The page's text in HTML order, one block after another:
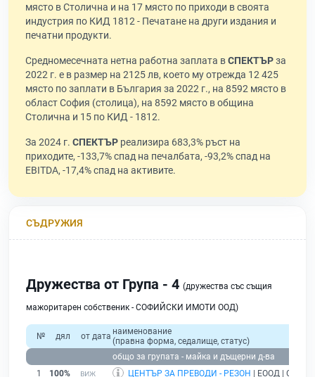
място в Столична и на 17 място по приходи в своята
индустрия по КИД 1812 - Печатане на други издания и
печатни продукти.
Средномесечната нетна работна заплата вСПЕКТЪРза
2022 г. е в размер на 2125 лв, което му отрежда 12 425
място по заплати в България за 2022 г., на 8592 място в
област София (столица), на 8592 място в община
Столична и 15 по КИД - 1812.
За 2024 г. СПЕКТЪР реализира 683,3% ръст на
приходите, -133,7% спад на печалбата, -93,2% спад на
EBITDA, -17,4% спад на активите.
СЪДРУЖИЯ
Дружества от Група - 4 (дружества със същия
мажоритарен собственик - СОФИЙСКИ ИМОТИ ООД)
№ дял от дата наименование
(правна форма, седалище, статус)
общо за групата - майка и дъщерни д-ва
1
100% ЦЕНТЪР ЗА ПРЕВОДИ - РЕЗОН
| ЕООД |